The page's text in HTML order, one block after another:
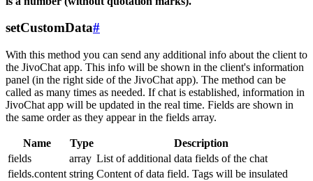
setCustomData#
With this method you can send any additional info about the client to
the JivoChat app. This info will be shown in the client's information
panel (in the right side of the JivoChat app). The method can be
called as many times as needed. If chat is established, information in
JivoChat app will be updated in the real time. Fields are shown in
the same order as they appear in the fields array.
Name Type
Description
fields
array List of additional data fields of the chat
fields.content string Content of data field. Tags will be insulated